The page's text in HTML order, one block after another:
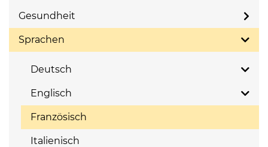
Gesundheit
Sprachen
Deutsch
Englisch
Französisch
Italienisch